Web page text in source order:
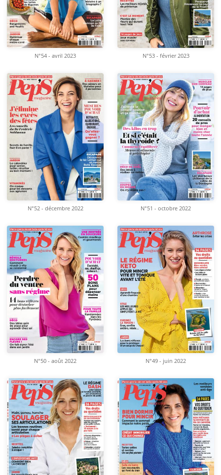
N°54 - avril 2023 N°53 - février 2023
N°52 - décembre 2022 N°51 - octobre 2022
N°50 - août 2022 N°49 - juin 2022